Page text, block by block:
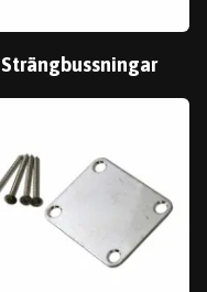
Strängbussningar